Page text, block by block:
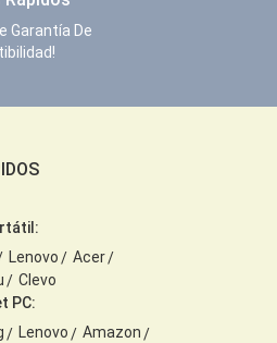
Garantía De
Lenovo
Acer
Clevo
PC:
Lenovo
Amazon